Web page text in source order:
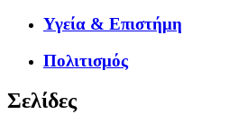
Υγεία & Επιστήμη
Πολιτισμός
Σελίδες